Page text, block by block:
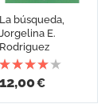
La búsqueda,
Jorgelina E.
Rodriguez
12,00€